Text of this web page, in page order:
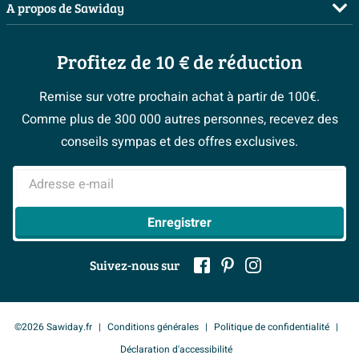
Livraison / retrait
Garantie & réclamations
Politique d’avis
> Service client
Les bons tuyaux
> Espace Conseil
Salles de bains complètes
Inspiration toilettes
Moodboards
Magazine
#Mysawiday
> Inspiration salle de bains
A propos de Sawiday
Postes vacants
Sawiday PRO
Fevad
Ils parlent de nous
Mentions légales
Profitez de 10 € de réduction
Remise sur votre prochain achat à partir de 100€.
Comme plus de 300 000 autres personnes, recevez des
conseils sympas et des offres exclusives.
Adresse e-mail
Enregistrer
Suivez-nous sur
©2026 Sawiday.fr Conditions générales
Politique de confidentialité
Déclaration d'accessibilité